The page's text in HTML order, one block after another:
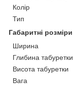
Колір
Тип
Габаритні розміри
Ширина
Глибина табуретки
Висота табуретки
Вага